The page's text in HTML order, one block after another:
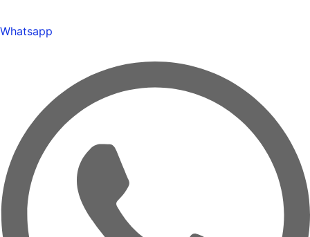
Whatsapp